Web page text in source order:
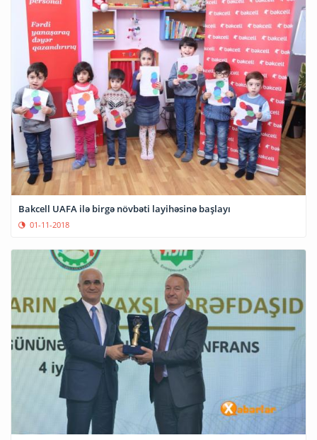
Bakcell UAFA ilə birgə növbəti layihəsinə başlayı
01-11-2018